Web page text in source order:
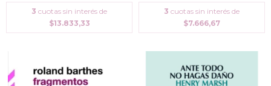
3 cuotas sin interés de
$13.833,33
3 cuotas sin interés de
$7.666,67